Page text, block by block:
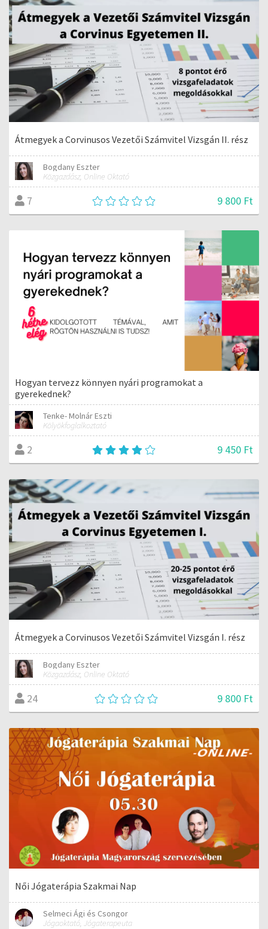
Átmegyek a Corvinusos Vezetői Számvitel Vizsgán II. rész
Bogdany Eszter
Közgazdász, Online Oktató
7 9 800 Ft
Hogyan tervezz könnyen nyári programokat a
gyerekednek?
Tenke- Molnár Eszti
Kölyökfoglalkoztató
2 9 450 Ft
Átmegyek a Corvinusos Vezetői Számvitel Vizsgán I. rész
Bogdany Eszter
Közgazdász, Online Oktató
24 9 800 Ft
Női Jógaterápia Szakmai Nap
Selmeci Ági és Csongor
Jógaoktató, Jógaterapeuta